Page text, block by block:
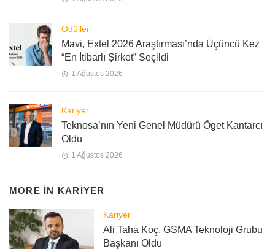
Ödüller
Mavi, Extel 2026 Araştırması’nda Üçüncü Kez
“En İtibarlı Şirket” Seçildi
1 Ağustos 2026
Kariyer
Teknosa’nın Yeni Genel Müdürü Öget Kantarcı
Oldu
1 Ağustos 2026
MORE IN KARIYER
Kariyer
Ali Taha Koç, GSMA Teknoloji Grubu
Başkanı Oldu